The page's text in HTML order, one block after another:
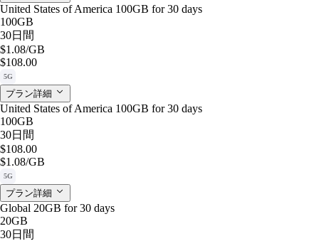
United States of America 100GB for 30 days
100GB
30日間
$1.08/GB
$108.00
5G
プラン詳細
United States of America 100GB for 30 days
100GB
30日間
$108.00
$1.08/GB
5G
プラン詳細
Global 20GB for 30 days
20GB
30日間